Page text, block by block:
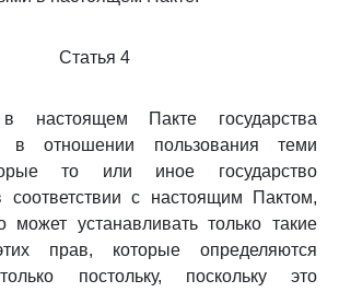
Статья 4
настоящем Пакте государства
в отношении пользования теми
то или иное государство
соответствии с настоящим Пактом,
может устанавливать только такие
прав, которые определяются
постольку, поскольку это